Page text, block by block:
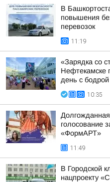
В
повышения
перевозок
11:19
«Зарядка со
Нефтекамске
день с
10:35
голосование
«ФормАРТ»
11:49
В Городской
нацпроекту